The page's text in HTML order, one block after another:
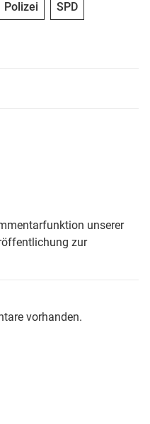
Polizei SPD
unserer
zur
vorhanden.